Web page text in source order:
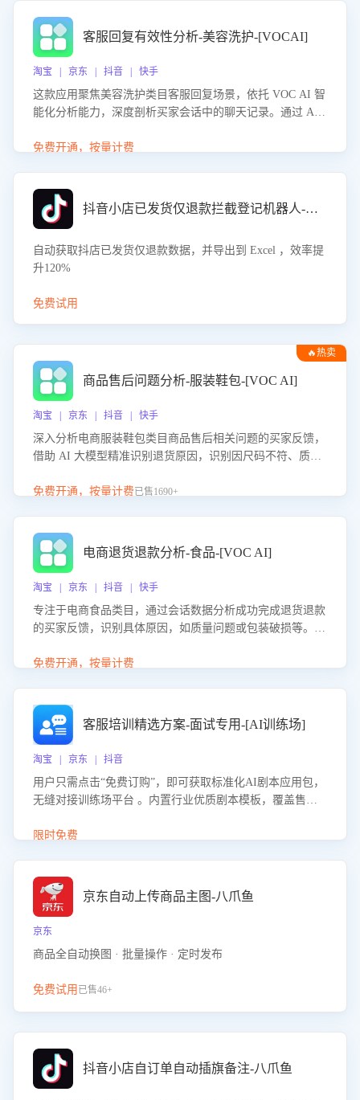
客服回复有效性分析-美容洗护-[VOCAI]
淘宝 | 京东 | 抖音 | 快手
这款应用聚焦美容洗护类目客服回复场景，依托 VOC AI 智
能化分析能力，深度剖析买家会话中的聊天记录。通过 AI
答的有效性与完整性，输出针对性改进策略，助力商家快速
免费开通，按量计费
抖音小店已发货仅退款拦截登记机器人-八爪鱼
自动获取抖店已发货仅退款数据，并导出到 Excel ，效率提
升120%
免费试用
🔥热卖
商品售后问题分析-服装鞋包-[VOC AI]
淘宝 | 京东 | 抖音 | 快手
深入分析电商服装鞋包类目商品售后相关问题的买家反馈，
借助 AI 大模型精准识别退货原因，识别因尺码不符、质量
议，助力商家优化产品或服务，实现销售额的显著提升。
免费开通，按量计费已售1690+
电商退货退款分析-食品-[VOC AI]
淘宝 | 京东 | 抖音 | 快手
专注于电商食品类目，通过会话数据分析成功完成退货退款
的买家反馈，识别具体原因，如质量问题或包装破损等。结
商家降低退款率，提升售后效率。
免费开通，按量计费
客服培训精选方案-面试专用-[AI训练场]
淘宝 | 京东 | 抖音
用户只需点击“免费订购”，即可获取标准化AI剧本应用包，
无缝对接训练场平台 。内置行业优质剧本模板，覆盖售前
初始化时间，助力企业快速启动智能客服训练
限时免费
京东自动上传商品主图-八爪鱼
京东
商品全自动换图 · 批量操作 · 定时发布
免费试用 已售46+
抖音小店自订单自动插旗备注-八爪鱼